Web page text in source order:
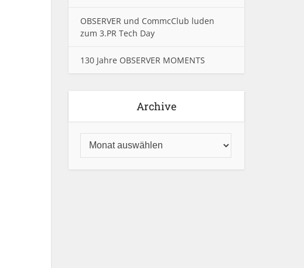
OBSERVER und CommcClub luden
zum 3.PR Tech Day
130 Jahre OBSERVER MOMENTS
Archive